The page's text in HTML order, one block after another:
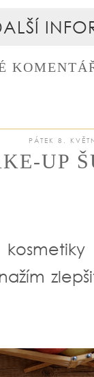
PÁTEK 8.
UP